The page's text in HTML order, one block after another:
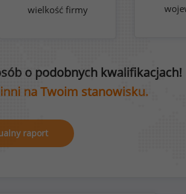
wielkość firmy
o podobnych kwalifikacjach!
na Twoim stanowisku.
raport